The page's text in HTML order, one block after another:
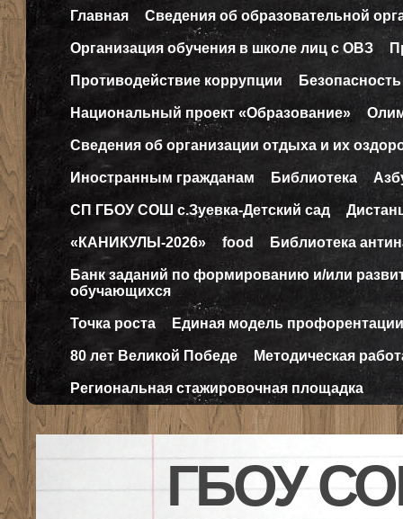
Главная Сведения об образовательной
Организация обучения в школе лиц с ОВЗ
Противодействие коррупции Безопасность
Национальный проект «Образование»
Сведения об организации отдыха и их
Иностранным гражданам Библиотека
СП ГБОУ СОШ с.Зуевка-Детский сад
«КАНИКУЛЫ-2026» food Библиотека
Банк заданий по формированию и/или
обучающихся
Точка роста Единая модель профорентации
80 лет Великой Победе Методическая
Региональная стажировочная площадка
ГБОУ